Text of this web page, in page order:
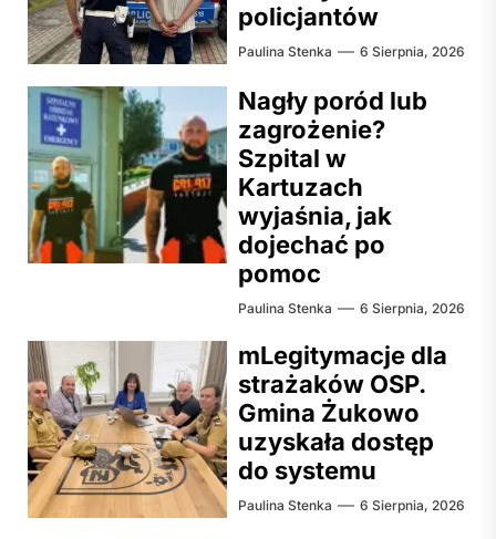
policjantów
Paulina Stenka 6 Sierpnia, 2026
Nagły poród lub
zagrożenie?
Szpital w
Kartuzach
wyjaśnia, jak
dojechać po
pomoc
Paulina Stenka 6 Sierpnia, 2026
mLegitymacje dla
strażaków OSP.
Gmina Żukowo
uzyskała dostęp
do systemu
Paulina Stenka 6 Sierpnia, 2026